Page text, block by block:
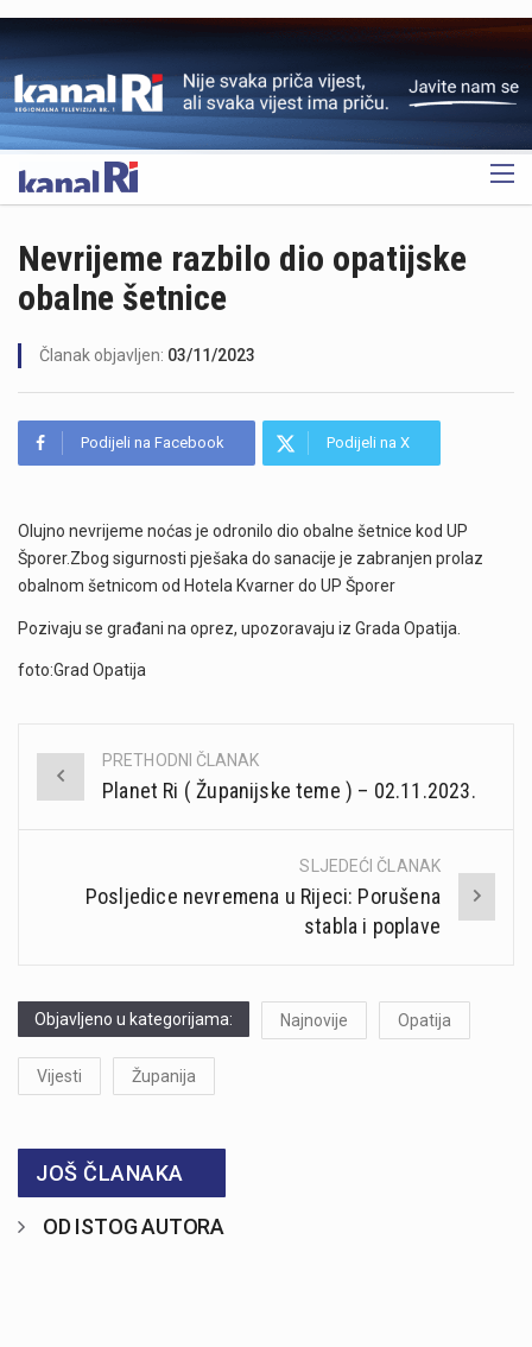
OGLAS
Nevrijeme razbilo dio opatijske
obalne šetnice
Članak objavljen: 03/11/2023
Podijeli na Facebook Podijeli na X
Olujno nevrijeme noćas je odronilo dio obalne šetnice kod UP
Šporer.Zbog sigurnosti pješaka do sanacije je zabranjen prolaz
obalnom šetnicom od Hotela Kvarner do UP Šporer
Pozivaju se građani na oprez, upozoravaju iz Grada Opatija.
foto:Grad Opatija
Post
PRETHODNI ČLANAK
Planet Ri ( Županijske teme ) – 02.11.2023.
SLJEDEĆI ČLANAK
Posljedice nevremena u Rijeci: Porušena
stabla i poplave
Objavljeno u kategorijama: Najnovije Opatija
Vijesti Županija
JOŠ ČLANAKA
OD ISTOG AUTORA